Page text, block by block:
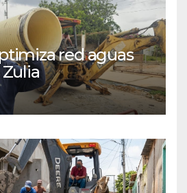
red aguas